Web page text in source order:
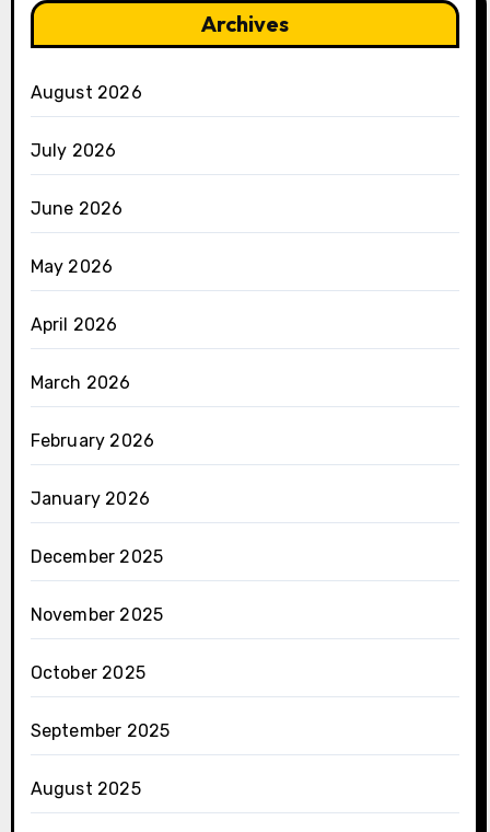
Archives
August 2026
July 2026
June 2026
May 2026
April 2026
March 2026
February 2026
January 2026
December 2025
November 2025
October 2025
September 2025
August 2025